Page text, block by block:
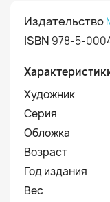
Издательство
ISBN 978-5-
Художник
Серия
Обложка
Возраст
Год издания
Вес